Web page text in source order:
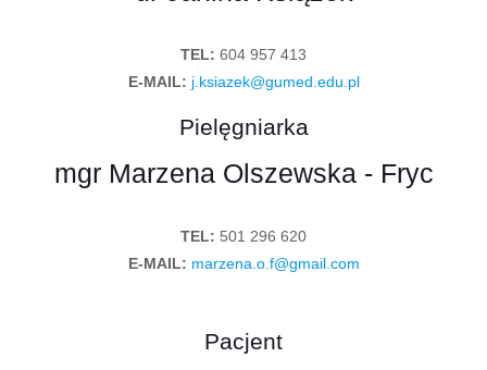
TEL: 604 957 413
E-MAIL: j.ksiazek@gumed.edu.pl
Pielęgniarka
mgr Marzena Olszewska - Fryc
TEL: 501 296 620
E-MAIL: marzena.o.f@gmail.com
Pacjent